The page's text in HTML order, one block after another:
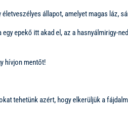
állapot, amelyet magas láz,
epekő itt akad el, az a hasnyálmirigy-
hívjon mentőt!
tehetünk azért, hogy elkerüljük a